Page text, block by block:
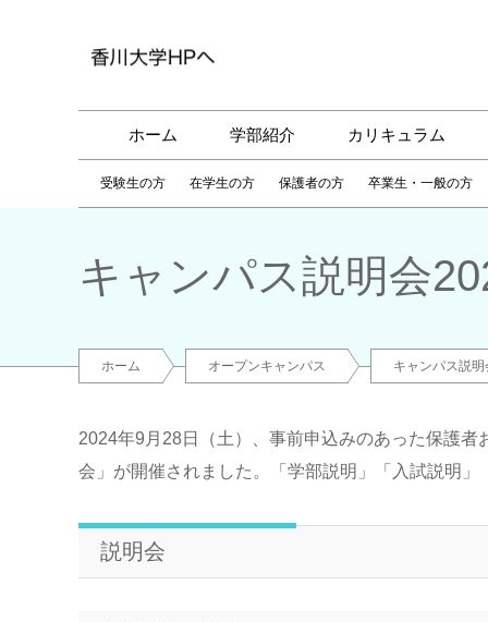
ホーム 学部紹介 カリキュラム
受験生の方 在学生の方 保護者の方 卒業生・一般の方
キャンパス説明会
ホーム オープンキャンパス キャンパス説
2024年9月28日（土）、事前申込みのあった保護
会」が開催されました。「学部説明」「入試説明
説明会